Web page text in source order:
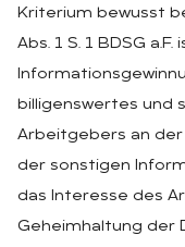
Kriterium bewusst
Abs. 1 S. 1 BDSG
billigenswertes und
Arbeitgebers an
der sonstigen
das Interesse des
Geheimhaltung der